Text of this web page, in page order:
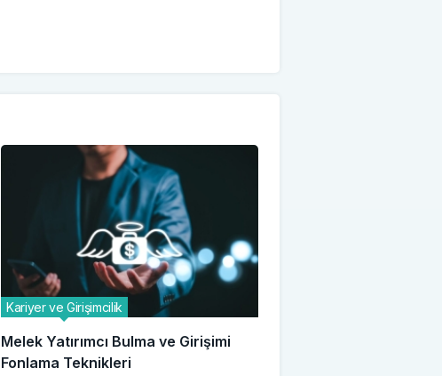
Melek Yatırımcı Bulma ve Girişimi
Fonlama Teknikleri
Kariyer ve Girişimcilik